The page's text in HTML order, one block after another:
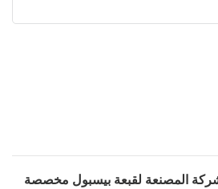
المصنعة لقبعة بيسبول مخصصة